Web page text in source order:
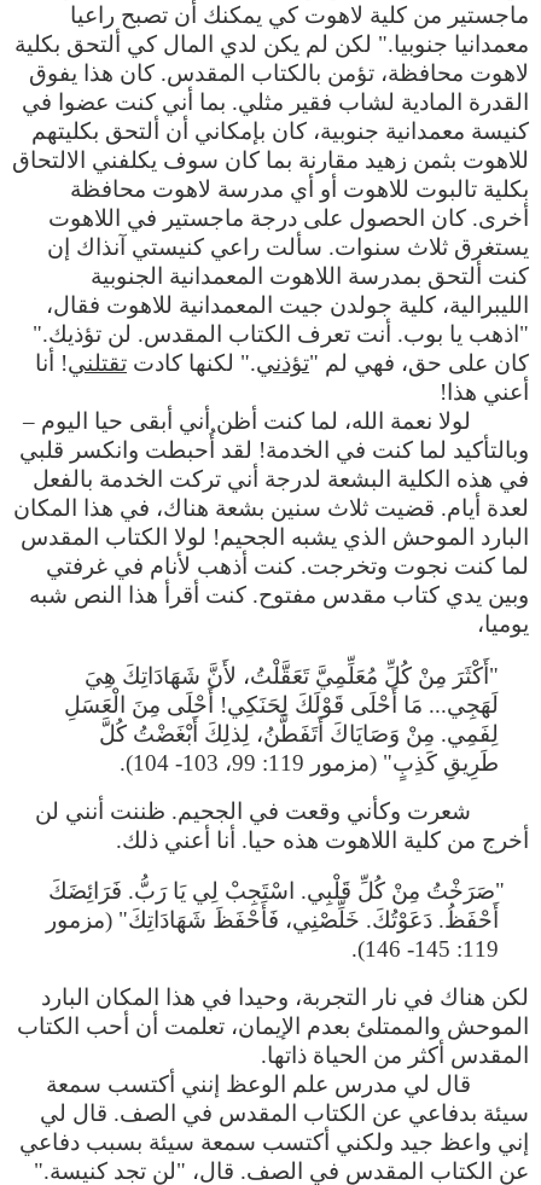
ماجستير من كلية لاهوت كي يمكنك أن تصبح راعيا
معمدانيا جنوبيا." لكن لم يكن لدي المال كي ألتحق بكلية
لاهوت محافظة، تؤمن بالكتاب المقدس. كان هذا يفوق
القدرة المادية لشاب فقير مثلي. بما أني كنت عضوا في
كنيسة معمدانية جنوبية، كان بإمكاني أن ألتحق بكليتهم
للاهوت بثمن زهيد مقارنة بما كان سوف يكلفني الالتحاق
بكلية تالبوت للاهوت أو أي مدرسة لاهوت محافظة
أخرى. كان الحصول على درجة ماجستير في اللاهوت
يستغرق ثلاث سنوات. سألت راعي كنيستي آنذاك إن
كنت ألتحق بمدرسة اللاهوت المعمدانية الجنوبية
الليبرالية، كلية جولدن جيت المعمدانية للاهوت فقال،
"اذهب يا بوب. أنت تعرف الكتاب المقدس. لن تؤذيك."
كان على حق، فهي لم "تؤذني." لكنها كادت تقتلني! أنا
أعني هذا!
لولا نعمة الله، لما كنت أظن أني أبقى حيا اليوم –
وبالتأكيد لما كنت في الخدمة! لقد أُحبطت وانكسر قلبي
في هذه الكلية البشعة لدرجة أني تركت الخدمة بالفعل
لعدة أيام. قضيت ثلاث سنين بشعة هناك، في هذا المكان
البارد الموحش الذي يشبه الجحيم! لولا الكتاب المقدس
لما كنت نجوت وتخرجت. كنت أذهب لأنام في غرفتي
وبين يدي كتاب مقدس مفتوح. كنت أقرأ هذا النص شبه
يوميا،
"أَكْثَرَ مِنْ كُلِّ مُعَلِّمِيَّ تَعَقَّلْتُ، لأَنَّ شَهَادَاتِكَ هِيَ
لَهَجِي... مَا أَحْلَى قَوْلَكَ لِحَنَكِي! أَحْلَى مِنَ الْعَسَلِ
لِفَمِي. مِنْ وَصَايَاكَ أَتَفَطَّنُ، لِذلِكَ أَبْغَضْتُ كُلَّ
طَرِيقِ كَذِبٍ" (مزمور 119: 99، 103- 104).
شعرت وكأني وقعت في الجحيم. ظننت أنني لن
أخرج من كلية اللاهوت هذه حيا. أنا أعني ذلك.
"صَرَخْتُ مِنْ كُلِّ قَلْبِي. اسْتَجِبْ لِي يَا رَبُّ. فَرَائِضَكَ
أَحْفَظُ. دَعَوْتُكَ. خَلِّصْنِي، فَأَحْفَظَ شَهَادَاتِكَ" (مزمور
119: 145- 146).
لكن هناك في نار التجربة، وحيدا في هذا المكان البارد
الموحش والممتلئ بعدم الإيمان، تعلمت أن أحب الكتاب
المقدس أكثر من الحياة ذاتها.
قال لي مدرس علم الوعظ إنني أكتسب سمعة
سيئة بدفاعي عن الكتاب المقدس في الصف. قال لي
إني واعظ جيد ولكني أكتسب سمعة سيئة بسبب دفاعي
عن الكتاب المقدس في الصف. قال، "لن تجد كنيسة."